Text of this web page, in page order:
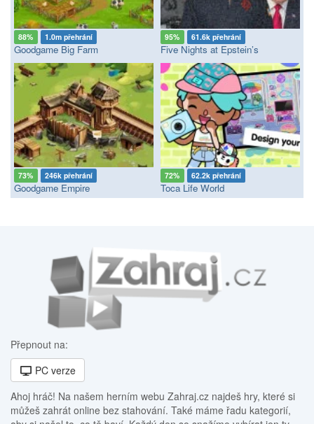
88% 1.0m přehrání
Goodgame Big Farm
95% 61.6k přehrání
Five Nights at Epstein’s
73% 246k přehrání
Goodgame Empire
72% 62.2k přehrání
Toca Life World
Přepnout na:
PC verze
Ahoj hráč! Na našem herním webu Zahraj.cz najdeš hry, které si
můžeš zahrát online bez stahování. Také máme řadu kategorií,